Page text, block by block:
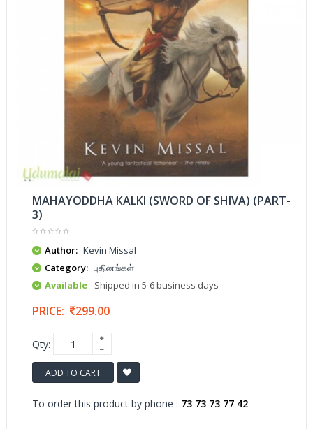
MAHAYODDHA KALKI (SWORD OF SHIVA) (PART-
3)
Author: Kevin Missal
Category: புதினங்கள்
Available- Shipped in 5-6 business days
PRICE: 299.00
Qty:
ADD TO CART
To order this product by phone : 73 73 73 77 42